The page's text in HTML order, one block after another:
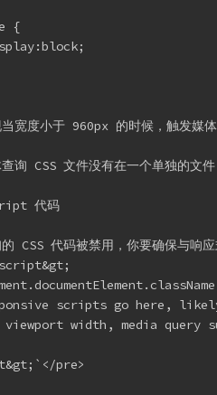
{
宽度小于 960px 的时候，触发媒
查询 CSS 文件没有在一个单独的
代码
CSS 代码被禁用，你要确保与响
scripts go here,
viewport width, media query
pre>